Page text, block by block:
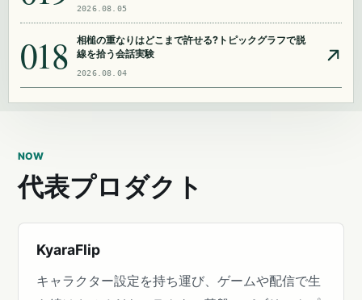
2026.08.05
018
相槌の重なりはどこまで許せる?トピックグラフで脱
線を拾う会話実験
2026.08.04
NOW
代表プロダクト
KyaraFlip
キャラクター設定を持ち運び、ゲームや配信で生